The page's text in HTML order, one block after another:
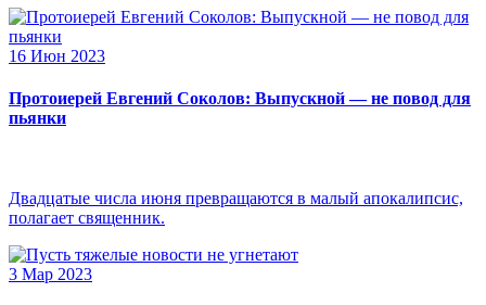
16 Июн 2023
Протоиерей Евгений Соколов: Выпускной — не повод для
пьянки
Двадцатые числа июня превращаются в малый апокалипсис,
полагает священник.
3 Мар 2023